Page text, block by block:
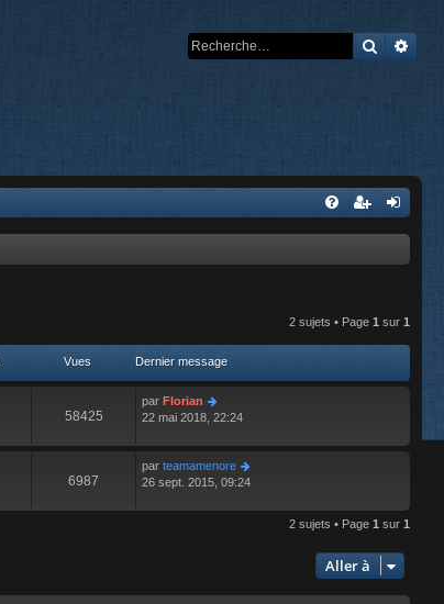
2 sujets • Page 1 sur 1
Vues Dernier message
58425
par Florian
22 mai 2018, 22:24
6987
par teamamenore
26 sept. 2015, 09:24
2 sujets • Page 1 sur 1
Aller à